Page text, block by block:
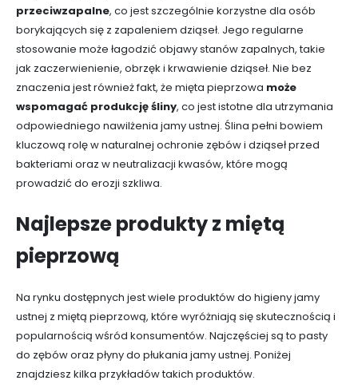
przeciwzapalne, co jest szczególnie korzystne dla osób
borykających się z zapaleniem dziąseł. Jego regularne
stosowanie może łagodzić objawy stanów zapalnych, takie
jak zaczerwienienie, obrzęk i krwawienie dziąseł. Nie bez
znaczenia jest również fakt, że mięta pieprzowa może
wspomagać produkcję śliny, co jest istotne dla utrzymania
odpowiedniego nawilżenia jamy ustnej. Ślina pełni bowiem
kluczową rolę w naturalnej ochronie zębów i dziąseł przed
bakteriami oraz w neutralizacji kwasów, które mogą
prowadzić do erozji szkliwa.
Najlepsze produkty z miętą
pieprzową
Na rynku dostępnych jest wiele produktów do higieny jamy
ustnej z miętą pieprzową, które wyróżniają się skutecznością i
popularnością wśród konsumentów. Najczęściej są to pasty
do zębów oraz płyny do płukania jamy ustnej. Poniżej
znajdziesz kilka przykładów takich produktów.